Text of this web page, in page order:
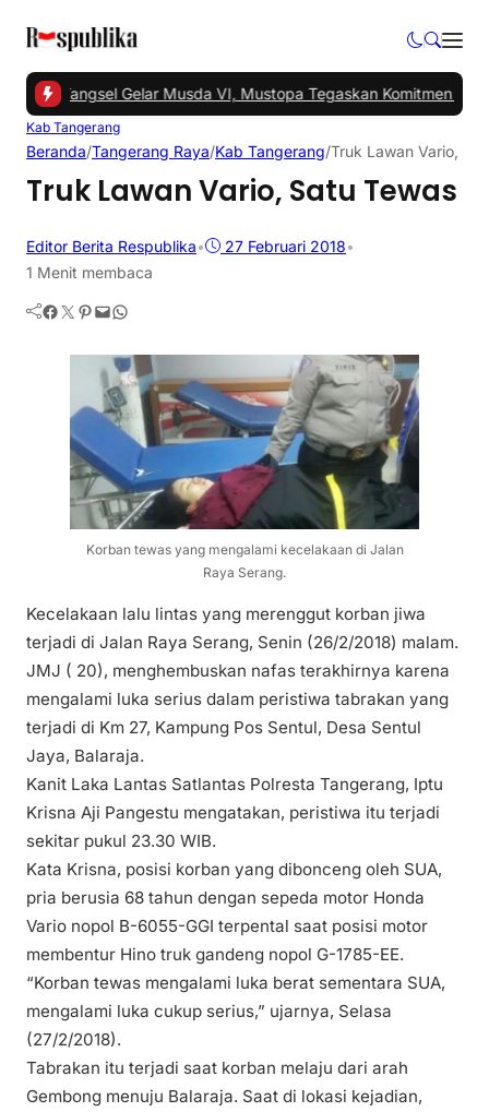
PKS Tangsel Gelar Musda VI, Mustopa Tegaskan Komitmen PKS
Kab Tangerang
Beranda/Tangerang Raya/Kab Tangerang/Truk Lawan Vario,
Truk Lawan Vario, Satu Tewas
Editor Berita Respublika• 27 Februari 2018•
1 Menit membaca
Facebook Twitter Pinterest Mail WhatsApp
Korban tewas yang mengalami kecelakaan di Jalan
Raya Serang.
Kecelakaan lalu lintas yang merenggut korban jiwa
terjadi di Jalan Raya Serang, Senin (26/2/2018) malam.
JMJ ( 20), menghembuskan nafas terakhirnya karena
mengalami luka serius dalam peristiwa tabrakan yang
terjadi di Km 27, Kampung Pos Sentul, Desa Sentul
Jaya, Balaraja.
Kanit Laka Lantas Satlantas Polresta Tangerang, Iptu
Krisna Aji Pangestu mengatakan, peristiwa itu terjadi
sekitar pukul 23.30 WIB.
Kata Krisna, posisi korban yang dibonceng oleh SUA,
pria berusia 68 tahun dengan sepeda motor Honda
Vario nopol B-6055-GGI terpental saat posisi motor
membentur Hino truk gandeng nopol G-1785-EE.
“Korban tewas mengalami luka berat sementara SUA,
mengalami luka cukup serius,” ujarnya, Selasa
(27/2/2018).
Tabrakan itu terjadi saat korban melaju dari arah
Gembong menuju Balaraja. Saat di lokasi kejadian,